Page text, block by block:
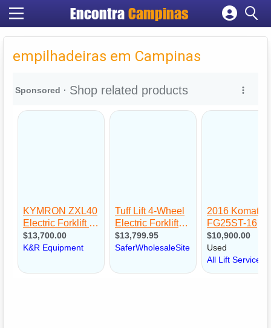
Encontra Campinas
Cadastrar empresa
Criar conta
empilhadeiras em Campinas